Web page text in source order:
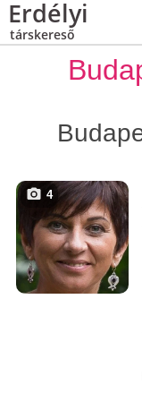
Erdélyi
társkereső
4